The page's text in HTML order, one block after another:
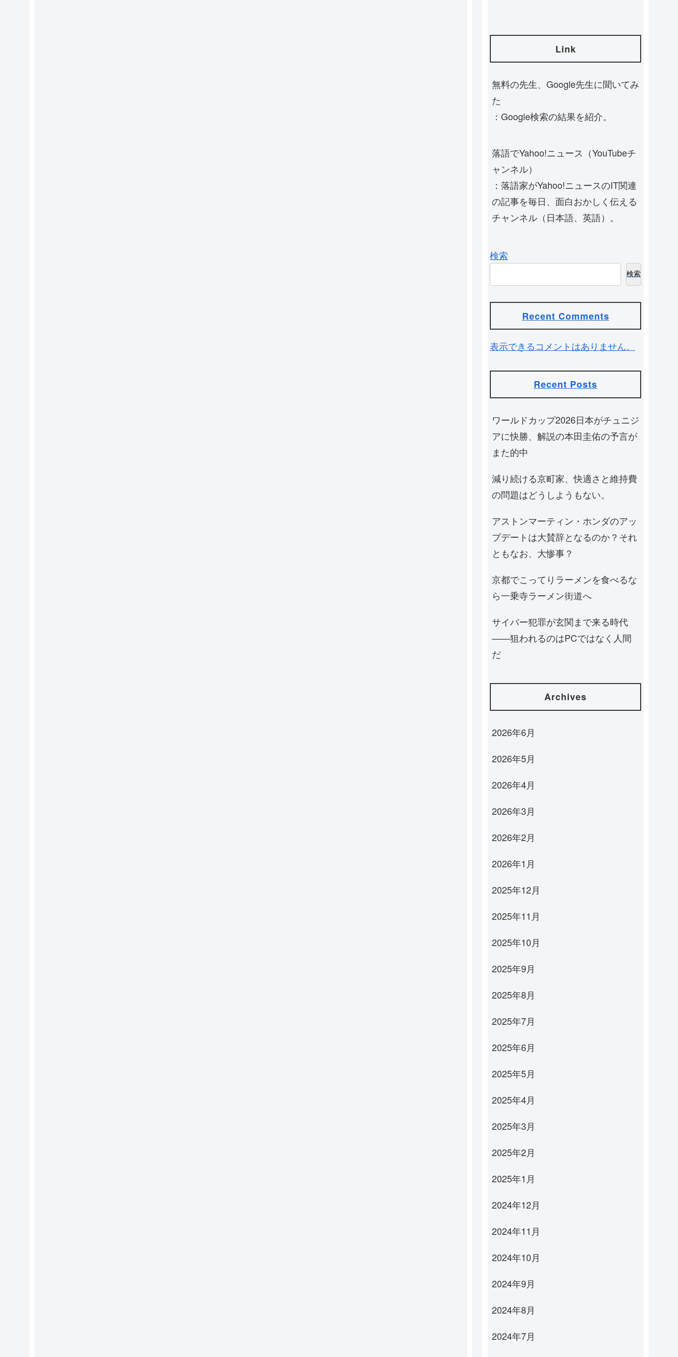
Link
無料の先生、Google先生に聞いてみ
た
：Google検索の結果を紹介。
落語でYahoo!ニュース（YouTubeチ
ャンネル）
：落語家がYahoo!ニュースのIT関連
の記事を毎日、面白おかしく伝える
チャンネル（日本語、英語）。
検索
検索
Recent Comments
表示できるコメントはありません。
Recent Posts
ワールドカップ2026日本がチュニジ
アに快勝、解説の本田圭佑の予言が
また的中
減り続ける京町家、快適さと維持費
の問題はどうしようもない。
アストンマーティン・ホンダのアッ
プデートは大賛辞となるのか？それ
ともなお、大惨事？
京都でこってりラーメンを食べるな
ら一乗寺ラーメン街道へ
サイバー犯罪が玄関まで来る時代
——狙われるのはPCではなく人間
だ
Archives
2026年6月
2026年5月
2026年4月
2026年3月
2026年2月
2026年1月
2025年12月
2025年11月
2025年10月
2025年9月
2025年8月
2025年7月
2025年6月
2025年5月
2025年4月
2025年3月
2025年2月
2025年1月
2024年12月
2024年11月
2024年10月
2024年9月
2024年8月
2024年7月